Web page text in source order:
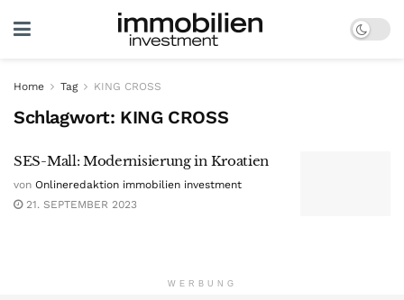
Home Tag KING CROSS
Schlagwort: KING CROSS
SES-Mall: Modernisierung in Kroatien
von Onlineredaktion immobilien investment
21. SEPTEMBER 2023
WERBUNG